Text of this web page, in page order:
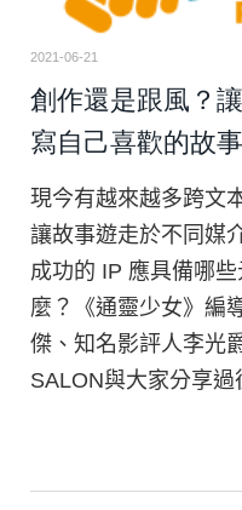
2021-06-21
創作還是跟風？
寫自己喜歡的故事
現今有越來越多跨文
讓故事遊走於不同媒
成功的 IP 應具備哪
麼？《通靈少女》編
傑、知名影評人李光
SALON與大家分享過